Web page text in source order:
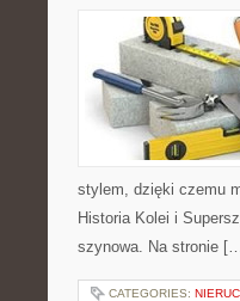
stylem, dzięki czemu
Historia Kolei i
szynowa. Na stronie
CATEGORIES: